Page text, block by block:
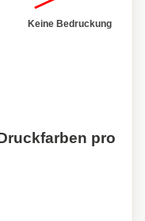
Keine Bedruckung
pro